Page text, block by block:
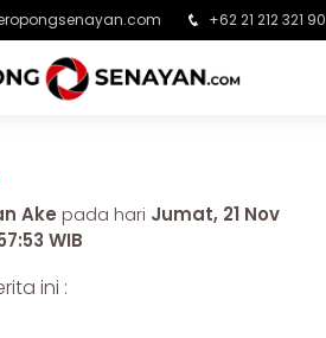
+62 21 212 321 90
Ake pada hari Jumat, 21 Nov
WIB
ini :